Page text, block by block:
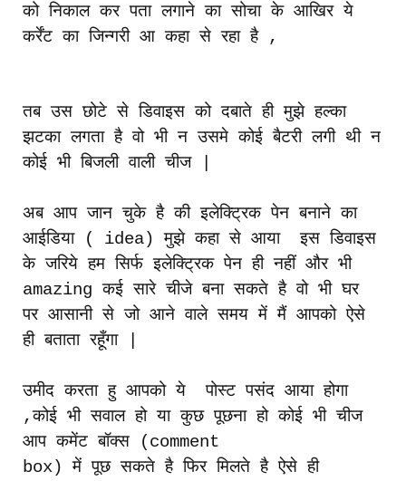
को निकाल कर पता लगाने का सोचा के आखिर ये
कर्रेंट का जिन्गरी आ कहा से रहा है,
तब उस छोटे से डिवाइस को दबाते ही मुझे हल्का
झटका लगता है वो भी न उसमे कोई बैटरी लगी थी न
कोई भी बिजली वाली चीज|
अब आप जान चुके है की इलेक्ट्रिक पेन बनाने का
आईडिया( idea)मुझे कहा से आया इस डिवाइस
के जरिये हम सिर्फ इलेक्ट्रिक पेन ही नहीं और भी
amazingकई सारे चीजे बना सकते है वो भी घर
पर आसानी से जो आने वाले समय में मैं आपको ऐसे
ही बताता रहूँगा|
उमीद करता हु आपको ये पोस्ट पसंद आया होगा
,कोई भी सवाल हो या कुछ पूछना हो कोई भी चीज
आप कमेंट बॉक्स (comment
box)में पूछ सकते है फिर मिलते है ऐसे ही